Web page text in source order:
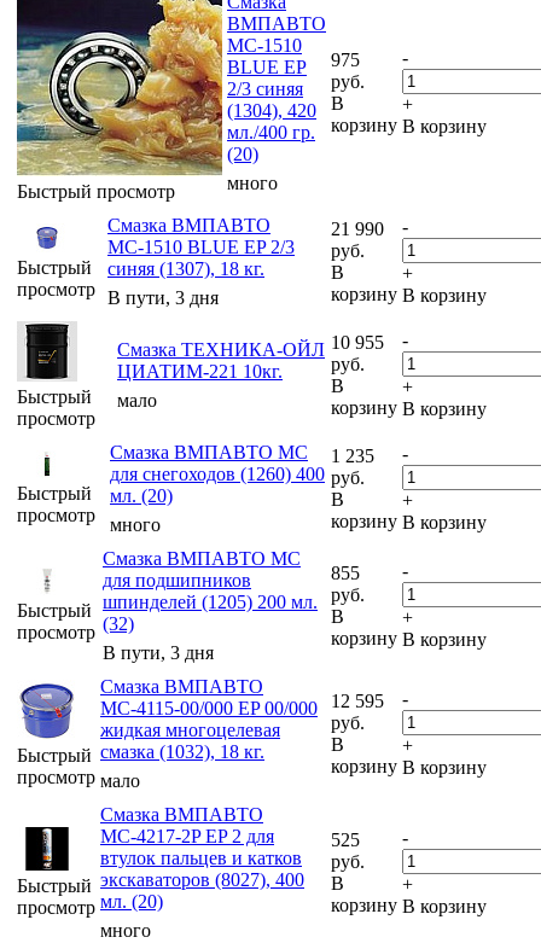
Быстрый просмотр
ВМПАВТО
МС-1510
BLUE EP
2/3 синяя
(1304), 420
мл./400 гр.
(20)
много
975
руб.
В
корзину
-
+
В корзину
Быстрый
просмотр
Смазка ВМПАВТО
МС-1510 BLUE EP 2/3
синяя (1307), 18 кг.
В пути, 3 дня
21 990
руб.
В
корзину
-
+
В корзину
Быстрый
просмотр
Смазка ТЕХНИКА-ОЙЛ
ЦИАТИМ-221 10кг.
мало
10 955
руб.
В
корзину
-
+
В корзину
Быстрый
просмотр
Смазка ВМПАВТО МС
для снегоходов (1260) 400
мл. (20)
много
1 235
руб.
В
корзину
-
+
В корзину
Быстрый
просмотр
Смазка ВМПАВТО МС
для подшипников
шпинделей (1205) 200 мл.
(32)
В пути, 3 дня
855
руб.
В
корзину
-
+
В корзину
Быстрый
просмотр
Смазка ВМПАВТО
МС-4115-00/000 EP 00/000
жидкая многоцелевая
смазка (1032), 18 кг.
мало
12 595
руб.
В
корзину
-
+
В корзину
Быстрый
просмотр
Смазка ВМПАВТО
МС-4217-2P EP 2 для
втулок пальцев и катков
экскаваторов (8027), 400
мл. (20)
много
525
руб.
В
корзину
-
+
В корзину